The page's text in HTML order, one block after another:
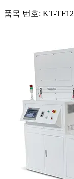
품목 번호: KT-TF12